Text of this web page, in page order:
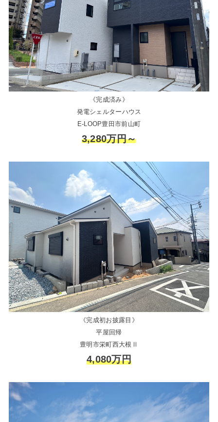
《完成済み》
発電シェルターハウス
E-LOOP豊田市前山町
3,280万円～
《完成初お披露目》
平屋回帰
豊明市栄町西大根Ⅱ
4,080万円